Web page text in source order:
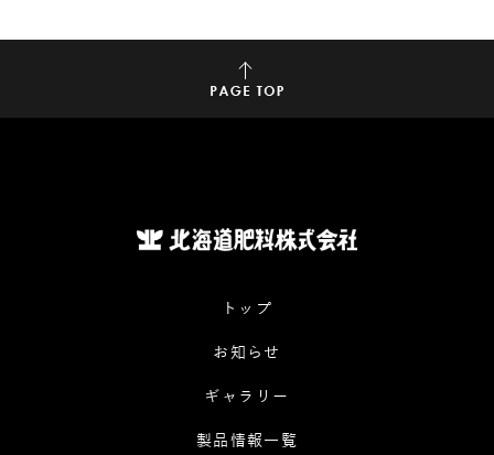
トップ
お知らせ
ギャラリー
製品情報一覧